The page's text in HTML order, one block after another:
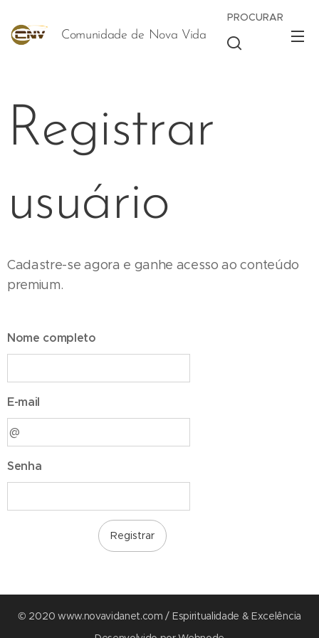
Comunidade de Nova Vida
PROCURAR
Registrar
usuário
Cadastre-se agora e ganhe acesso ao conteúdo
premium.
Nome completo
E-mail
Senha
Registrar
© 2020 www.novavidanet.com / Espiritualidade & Excelência